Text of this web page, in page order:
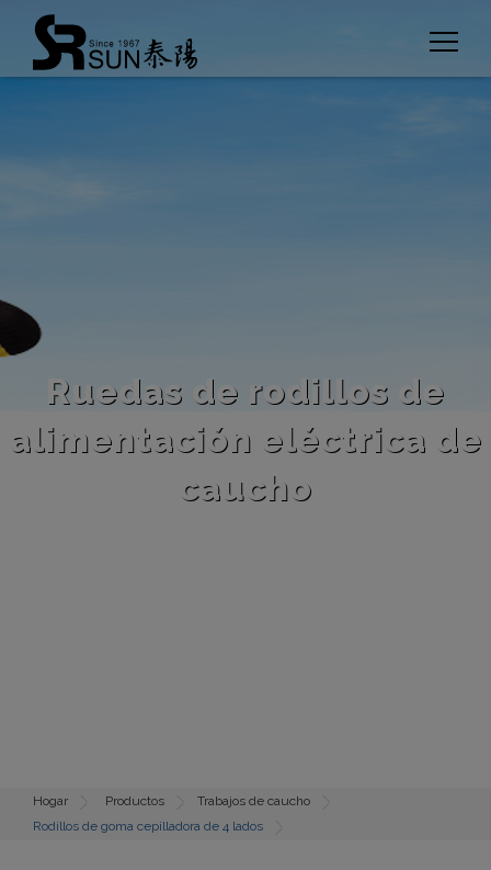
Ruedas de rodillos de
alimentación eléctrica de
caucho
Hogar Productos
Trabajos de caucho
Rodillos de goma cepilladora de 4 lados
Panel de gestión de cookies